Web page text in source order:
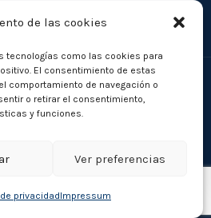
de las cookies
tecnologías como las cookies para
El consentimiento de estas
comportamiento de navegación o
o retirar el consentimiento,
y funciones.
Ver preferencias
privacidadImpressum